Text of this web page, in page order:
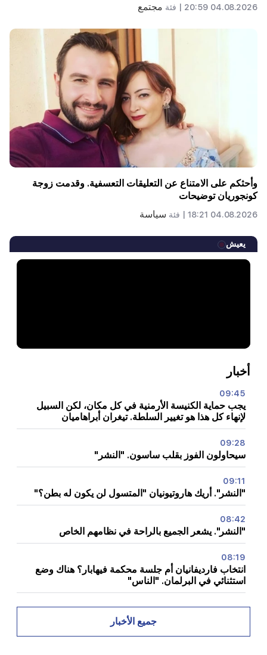
04.08.2026 20:59 | فئة مجتمع
وأحثكم على الامتناع عن التعليقات التعسفية. وقدمت زوجة
كونجوريان توضيحات
04.08.2026 18:21 | فئة سياسة
يعيش
أخبار
09:45
يجب حماية الكنيسة الأرمنية في كل مكان، لكن السبيل
لإنهاء كل هذا هو تغيير السلطة. تيغران أبراهاميان
09:28
سيحاولون الفوز بقلب ساسون. "النشر"
09:11
"النشر". أريك هاروتيونيان "المتسول لن يكون له بطن؟"
08:42
"النشر". يشعر الجميع بالراحة في نظامهم الخاص
08:19
انتخاب فارديفانيان أم جلسة محكمة فيهابار؟ هناك وضع
استثنائي في البرلمان. "الناس"
08:00
كيف تم إعادة توزيع المكاتب في الجمعية الوطنية. "الناس"
جميع الأخبار